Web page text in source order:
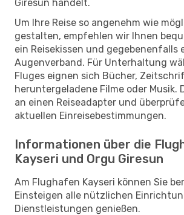
Giresun handelt.
Um Ihre Reise so angenehm wie
gestalten, empfehlen wir Ihnen
ein Reisekissen und gegebenenfalls
Augenverband. Für Unterhaltung
Fluges eignen sich Bücher,
heruntergeladene Filme oder Musik.
an einen Reiseadapter und
aktuellen Einreisebestimmungen.
Informationen über die
Kayseri und Orgu Giresun
Am Flughafen Kayseri können Sie
Einsteigen alle nützlichen
Dienstleistungen genießen.